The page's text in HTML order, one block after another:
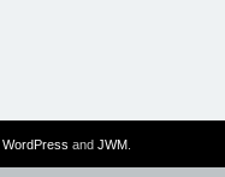
WordPress and JWM